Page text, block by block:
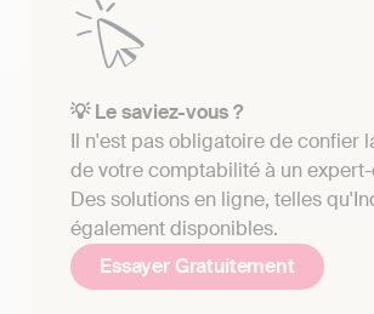
💡 Le saviez-vous ?
Il n'est pas obligatoire de confier
de votre comptabilité à un
Des solutions en ligne, telles
également disponibles.
Essayer Gratuitement